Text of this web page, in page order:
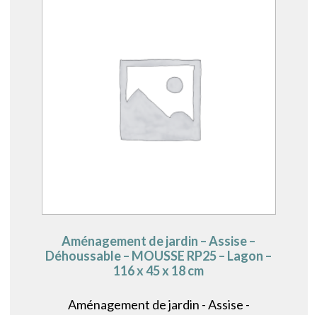
Aménagement de jardin – Assise –
Déhoussable – MOUSSE RP25 – Lagon –
116 x 45 x 18 cm
Aménagement de jardin - Assise -